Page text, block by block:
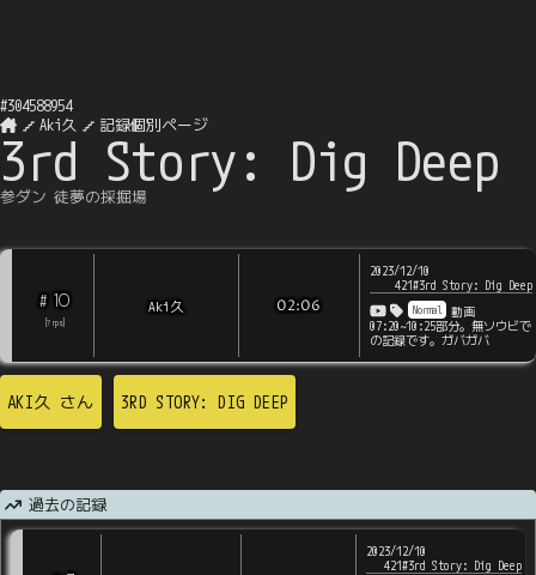
#304588954
Aki久
記録個別ページ
3rd Story: Dig Deep
参ダン 徒夢の採掘場
# 10
? rps]
Aki久 02:06
2023/12/10
421#3rd Story: Dig Deep
Normal
動画
07:20~10:25部分。無ソウビで
の記録です。ガバガバ
AKI久 さん 3RD STORY: DIG DEEP
過去の記録
2023/12/10
421#3rd Story: Dig Deep